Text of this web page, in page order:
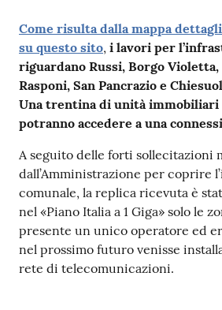
Come risulta dalla mappa
su questo sito, i lavori per
riguardano Russi, Borgo
Rasponi, San Pancrazio e
Una trentina di unità immobiliari
potranno accedere a una
A seguito delle forti sollecitazioni
dall’Amministrazione per coprire
comunale, la replica ricevuta è
nel «Piano Italia a 1 Giga» solo le
presente un unico operatore ed
nel prossimo futuro venisse
rete di telecomunicazioni.